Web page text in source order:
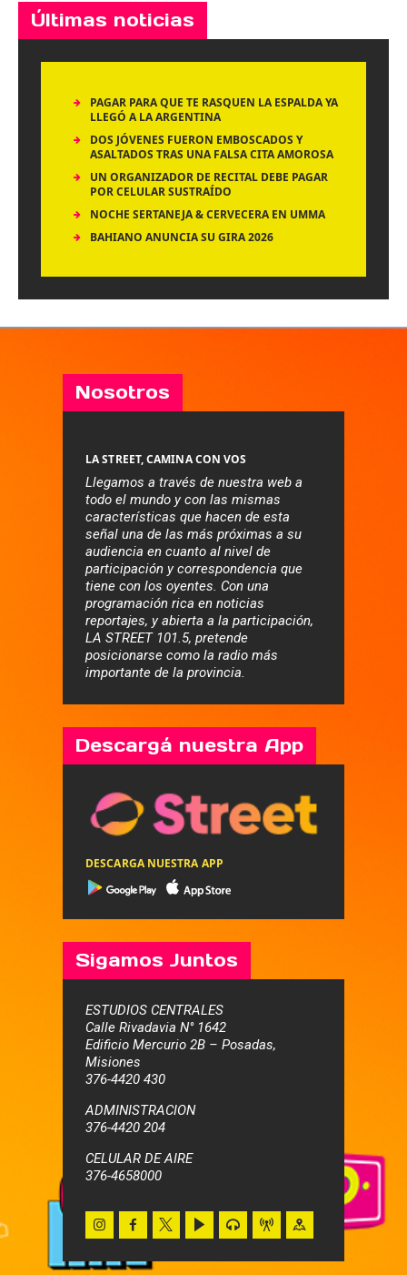
Últimas noticias
PAGAR PARA QUE TE RASQUEN LA ESPALDA YA
LLEGÓ A LA ARGENTINA
DOS JÓVENES FUERON EMBOSCADOS Y
ASALTADOS TRAS UNA FALSA CITA AMOROSA
UN ORGANIZADOR DE RECITAL DEBE PAGAR
POR CELULAR SUSTRAÍDO
NOCHE SERTANEJA & CERVECERA EN UMMA
BAHIANO ANUNCIA SU GIRA 2026
Nosotros
LA STREET, CAMINA CON VOS
Llegamos a través de nuestra web a
todo el mundo y con las mismas
características que hacen de esta
señal una de las más próximas a su
audiencia en cuanto al nivel de
participación y correspondencia que
tiene con los oyentes. Con una
programación rica en noticias
reportajes, y abierta a la participación,
LA STREET 101.5, pretende
posicionarse como la radio más
importante de la provincia.
Descargá nuestra App
DESCARGA NUESTRA APP
Sigamos Juntos
ESTUDIOS CENTRALES
Calle Rivadavia N° 1642
Edificio Mercurio 2B – Posadas,
Misiones
376-4420 430
ADMINISTRACION
376-4420 204
CELULAR DE AIRE
376-4658000